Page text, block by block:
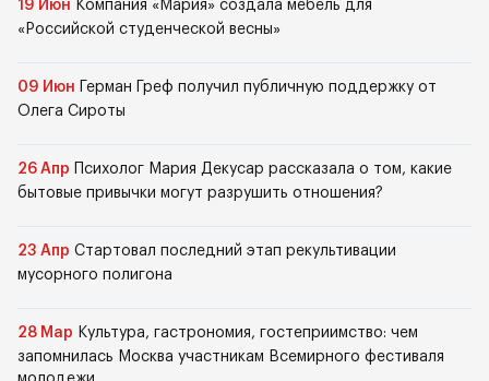
19 Июн Компания «Мария» создала мебель для
«Российской студенческой весны»
09 Июн
Герман Греф получил публичную поддержку от
Олега Сироты
26 Апр
Психолог Мария Декусар рассказала о том, какие
бытовые привычки могут разрушить отношения?
23 Апр Стартовал последний этап рекультивации
мусорного полигона
28 Мар Культура, гастрономия, гостеприимство: чем
запомнилась Москва участникам Всемирного фестиваля